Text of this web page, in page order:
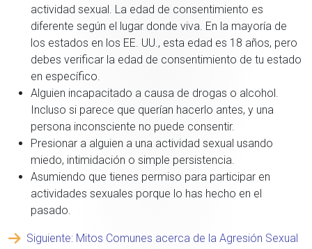
actividad sexual. La edad de consentimiento es
diferente según el lugar donde viva. En la mayoría de
los estados en los EE. UU., esta edad es 18 años, pero
debes verificar la edad de consentimiento de tu estado
en específico.
Alguien incapacitado a causa de drogas o alcohol.
Incluso si parece que querían hacerlo antes, y una
persona inconsciente no puede consentir.
Presionar a alguien a una actividad sexual usando
miedo, intimidación o simple persistencia.
Asumiendo que tienes permiso para participar en
actividades sexuales porque lo has hecho en el
pasado.
Siguiente: Mitos Comunes acerca de la Agresión Sexual